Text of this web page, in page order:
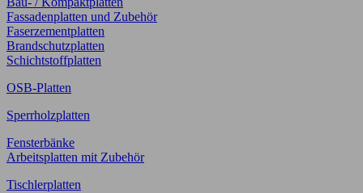
Fassadenplatten und Zubehör
Faserzementplatten
Brandschutzplatten
Schichtstoffplatten
OSB-Platten
Sperrholzplatten
Fensterbänke
Arbeitsplatten mit Zubehör
Tischlerplatten